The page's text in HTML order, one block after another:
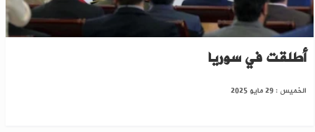
مبعوث واشنطن: استثمارات بمليارات الدولارات
أطلقت في سوريا
الخميس : 29 مايو 2025